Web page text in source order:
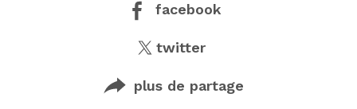
facebook
twitter
plus de partage